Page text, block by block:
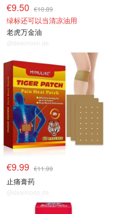
€9.50 €10.89
绿标还可以当清凉油用
老虎万金油
@dealmoon.de
€9.99 €11.99
止痛膏药
@dealmoon.de